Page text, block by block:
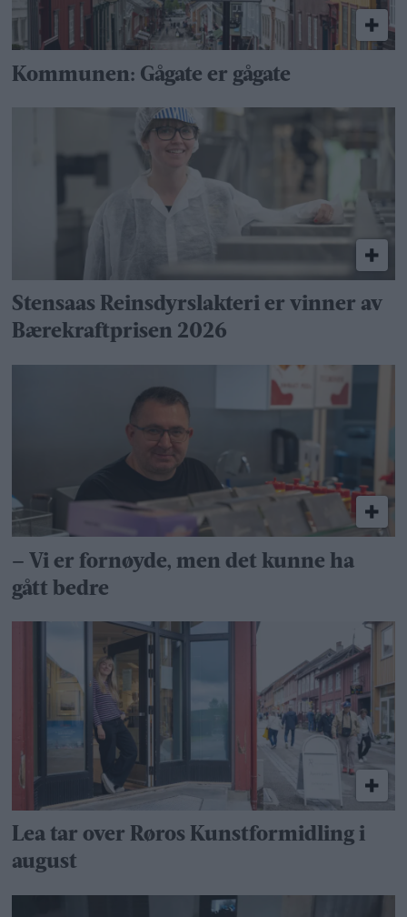
Kommunen: Gågate er gågate
Stensaas Reinsdyrslakteri er vinner av
Bærekraftprisen 2026
– Vi er fornøyde, men det kunne ha
gått bedre
Lea tar over Røros Kunstformidling i
august